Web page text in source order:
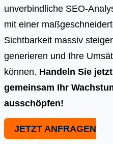
unverbindliche SEO-
mit einer
Sichtbarkeit massiv
generieren und Ihre
können. Handeln Sie
gemeinsam Ihr
ausschöpfen!
JETZT ANFRAGEN